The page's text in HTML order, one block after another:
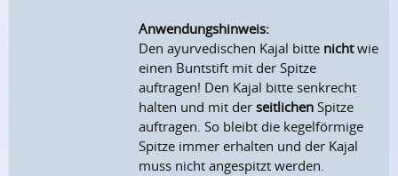
Anwendungshinweis:
Den ayurvedischen Kajal bitte nichtwie
einen Buntstift mit der Spitze
auftragen! Den Kajal bitte senkrecht
halten und mit derseitlichen Spitze
auftragen. So bleibt die kegelförmige
Spitze immer erhalten und der Kajal
muss nicht angespitzt werden.